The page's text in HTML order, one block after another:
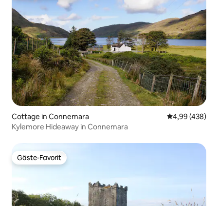
Cottage in Connemara
4,99 (438)
Kylemore Hideaway in Connemara
Gäste-Favorit
Gäste-Favorit